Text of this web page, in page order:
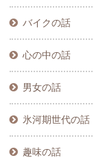
バイクの話
心の中の話
男女の話
氷河期世代の話
趣味の話